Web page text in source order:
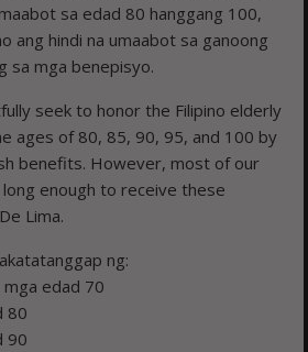
sa edad 80 hanggang 100,
ang hindi na umaabot sa ganoong
sa mga benepisyo.
seek to honor the Filipino elderly
ages of 80, 85, 90, 95, and 100 by
benefits. However, most of our
enough to receive these
Lima.
ng:
mga edad 70
80
90